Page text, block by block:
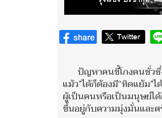
ปัญหาคนขี้โกงคนชั่วซึ่
แม้ว”ได้ก็ต้องมี“ทิดแย้ม”
ผู้เป็นคนหรือเป็นมนุษย์ไ
ขึ้นอยู่กับความมุ่งมั่นและ